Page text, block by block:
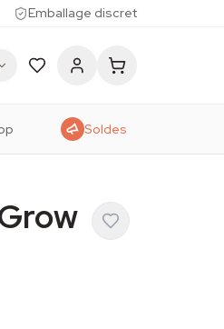
Emballage discret
Soldes